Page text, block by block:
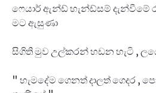
ෆෙයාර් ඇන්ඩ් හැන්ඩ්සම් දැන්වීමේ
මට ඇසුණා
සිගිති මුව උල්කරන් හඩන හැටි ,
" හැමදේම ගෙනත් දාලත් ගෙදර ,